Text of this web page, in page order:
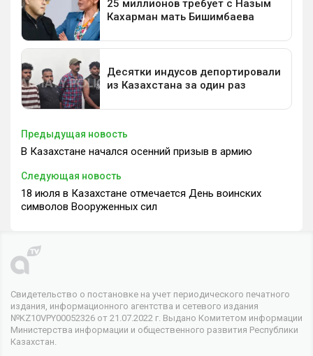
Предыдущая новость
В Казахстане начался осенний призыв в армию
Следующая новость
18 июля в Казахстане отмечается День воинских
символов Вооруженных сил
Свидетельство о постановке на учет периодического печатного
издания, информационного агентства и сетевого издания
№KZ10VPY00052326 от 21.07.2022 г. Выдано Комитетом информации
Министерства информации и общественного развития Республики
Казахстан.